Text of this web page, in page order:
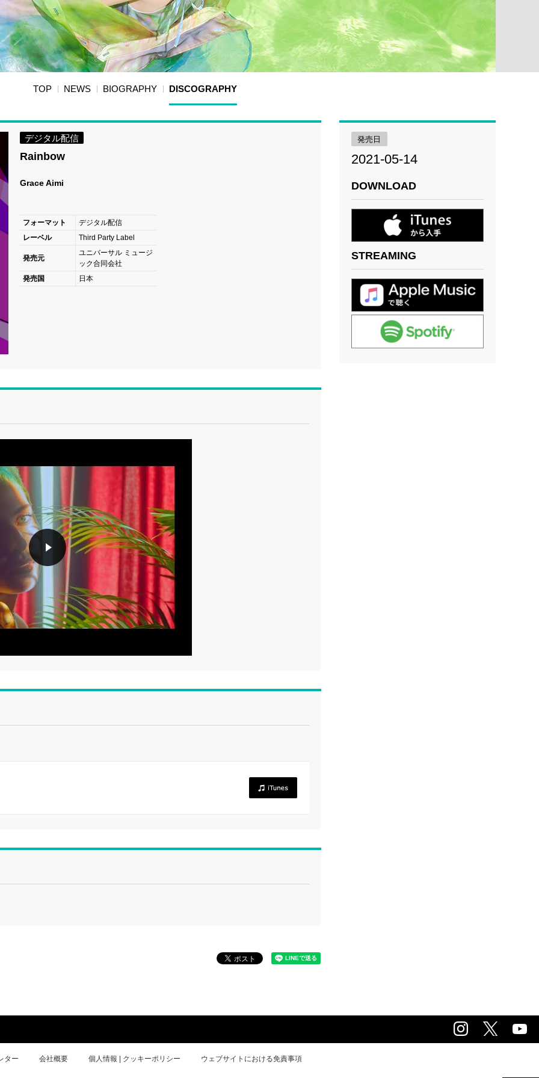
TOP NEWS BIOGRAPHY DISCOGRAPHY
デジタル配信
Rainbow
Grace Aimi
フォーマット
デジタル配信
レーベル
Third Party Label
発売元
ユニバーサル ミュージ
ック合同会社
発売国
日本
発売日
2021-05-14
DOWNLOAD
STREAMING
ター 会社概要 個人情報 | クッキーポリシー ウェブサイトにおける免責事項